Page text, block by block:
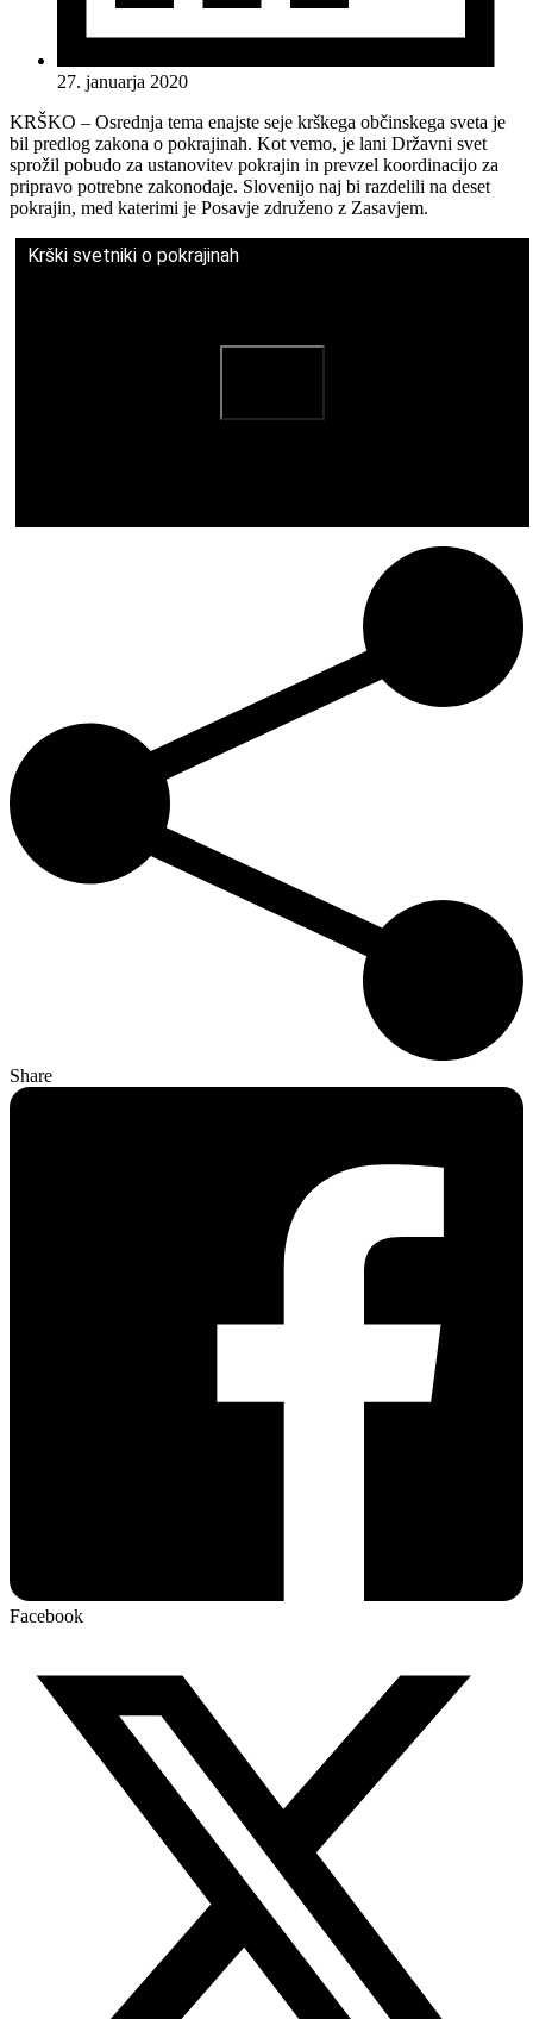
27. januarja 2020
KRŠKO – Osrednja tema enajste seje krškega občinskega sveta je
bil predlog zakona o pokrajinah. Kot vemo, je lani Državni svet
sprožil pobudo za ustanovitev pokrajin in prevzel koordinacijo za
pripravo potrebne zakonodaje. Slovenijo naj bi razdelili na deset
pokrajin, med katerimi je Posavje združeno z Zasavjem.
Krški svetniki o pokrajinah
Share
Facebook